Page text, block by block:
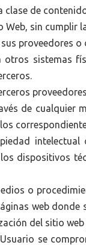
de
sin cumplir
proveedores o
sistemas
de
dispositivos
o
web
del sitio
se